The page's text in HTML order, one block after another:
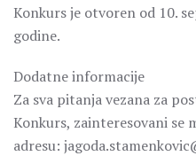
Konkurs je otvoren od 10.
godine.
Dodatne informacije
Za sva pitanja vezana za
Konkurs, zainteresovani se
adresu: